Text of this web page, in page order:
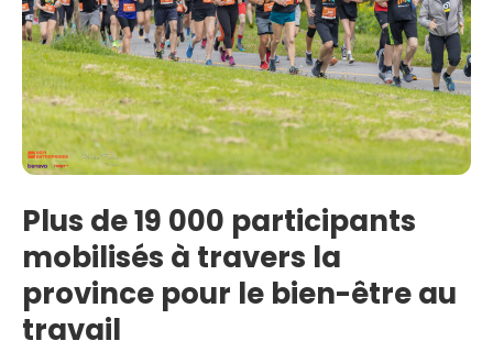
Plus de 19 000 participants
mobilisés à travers la
province pour le bien-être au
travail